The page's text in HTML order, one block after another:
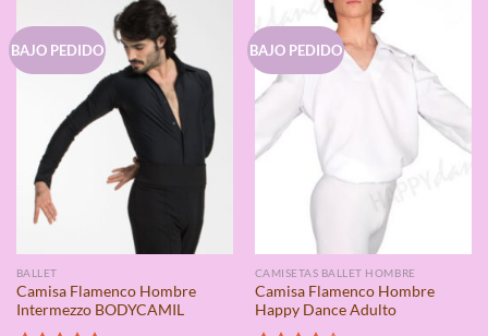
BAJO PEDIDO
BALLET
Camisa Flamenco Hombre
Intermezzo BODYCAMIL
BAJO PEDIDO
CAMISETAS BALLET HOMBRE
Camisa Flamenco Hombre
Happy Dance Adulto